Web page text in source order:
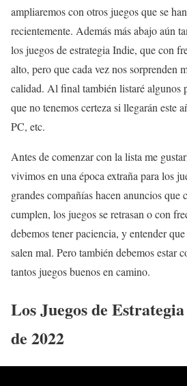
ampliaremos con otros juegos que se
recientemente. Además más abajo aún
los juegos de estrategia Indie, que con
alto, pero que cada vez nos sorprenden
calidad. Al final también listaré algunos
que no tenemos certeza si llegarán este
PC, etc.
Antes de comenzar con la lista me
vivimos en una época extraña para los
grandes compañías hacen anuncios que
cumplen, los juegos se retrasan o con
debemos tener paciencia, y entender
salen mal. Pero también debemos estar
tantos juegos buenos en camino.
Los Juegos de
de 2022